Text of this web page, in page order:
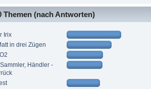
Themen (nach Antworten)
Irix
in drei Zügen
Händler -